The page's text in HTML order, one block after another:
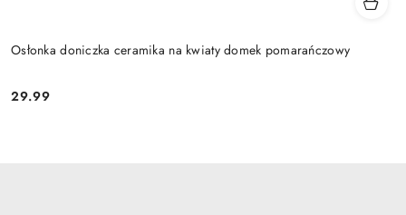
Osłonka doniczka ceramika na kwiaty domek pomarańczowy
Cena:
29.99